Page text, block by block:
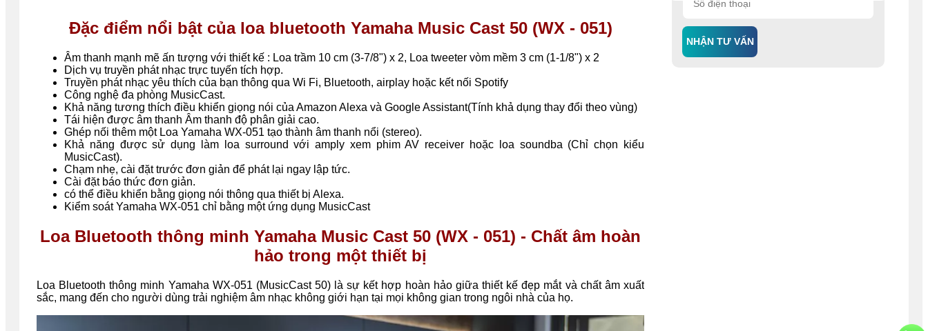
NHẬN TƯ VẤN
Đặc điểm nổi bật của loa bluetooth Yamaha Music Cast 50 (WX - 051)
Âm thanh mạnh mẽ ấn tượng với thiết kế : Loa trầm 10 cm (3-7/8") x 2, Loa tweeter vòm mềm 3 cm (1-1/8") x 2
Dịch vụ truyền phát nhạc trực tuyến tích hợp.
Truyền phát nhạc yêu thích của bạn thông qua Wi Fi, Bluetooth, airplay hoặc kết nối Spotify
Công nghệ đa phòng MusicCast.
Khả năng tương thích điều khiển giọng nói của Amazon Alexa và Google Assistant(Tính khả dụng thay đổi theo vùng)
Tái hiện được âm thanh Âm thanh độ phân giải cao.
Ghép nối thêm một Loa Yamaha WX-051 tạo thành âm thanh nổi (stereo).
Khả năng được sử dụng làm loa surround với amply xem phim AV receiver hoặc loa soundba (Chỉ chọn kiểu
MusicCast).
Chạm nhẹ, cài đặt trước đơn giản để phát lại ngay lập tức.
Cài đặt báo thức đơn giản.
có thể điều khiển bằng giọng nói thông qua thiết bị Alexa.
Kiểm soát Yamaha WX-051 chỉ bằng một ứng dụng MusicCast
Loa Bluetooth thông minh Yamaha Music Cast 50 (WX - 051) - Chất âm hoàn
hảo trong một thiết bị
Loa Bluetooth thông minh Yamaha WX-051 (MusicCast 50) là sự kết hợp hoàn hảo giữa thiết kế đẹp mắt và chất âm xuất
sắc, mang đến cho người dùng trải nghiệm âm nhạc không giới hạn tại mọi không gian trong ngôi nhà của họ.